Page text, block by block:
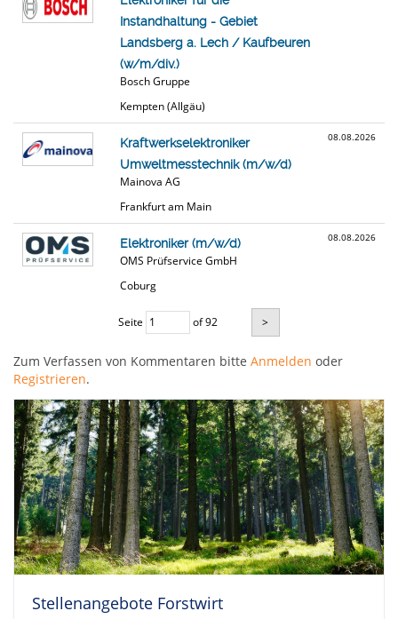
Instandhaltung - Gebiet
Landsberg a. Lech / Kaufbeuren
(w/m/div.)
Bosch Gruppe
Kempten (Allgäu)
08.08.2026
Kraftwerkselektroniker
Umweltmesstechnik (m/w/d)
Mainova AG
Frankfurt am Main
08.08.2026
Elektroniker (m/w/d)
OMS Prüfservice GmbH
Coburg
Seite of 92 >
Zum Verfassen von Kommentaren bitte Anmelden oder
Registrieren.
Stellenangebote Forstwirt